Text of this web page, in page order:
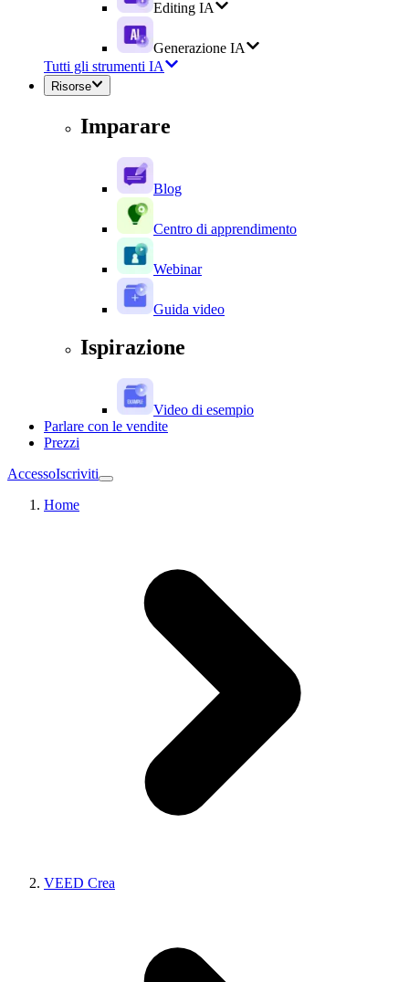
Editing IA
Generazione IA
Tutti gli strumenti IA
Risorse
Imparare
Blog
Centro di apprendimento
Webinar
Guida video
Ispirazione
Video di esempio
Parlare con le vendite
Prezzi
AccessoIscriviti
Home
VEED Crea